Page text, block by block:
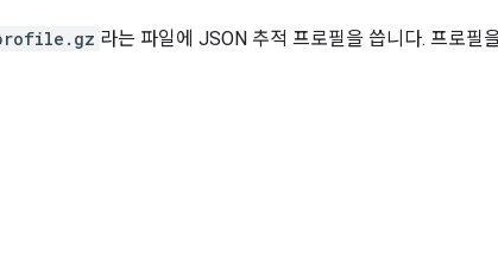
라는 파일에 JSON 추적 프로필을 씁니다. 프로필